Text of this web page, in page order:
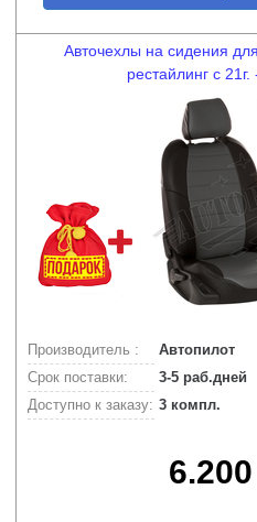
Авточехлы на сидения
рестайлинг с
Производитель :
Автопилот
Срок поставки:
3-5 раб.дней
Доступно к заказу: 3 компл.